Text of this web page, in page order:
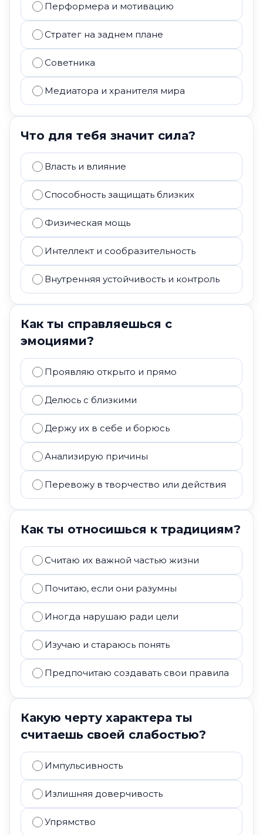
Перформера и мотивацию
Стратег на заднем плане
Советника
Медиатора и хранителя мира
Что для тебя значит сила?
Власть и влияние
Способность защищать близких
Физическая мощь
Интеллект и сообразительность
Внутренняя устойчивость и контроль
Как ты справляешься с
эмоциями?
Проявляю открыто и прямо
Делюсь с близкими
Держу их в себе и борюсь
Анализирую причины
Перевожу в творчество или действия
Как ты относишься к традициям?
Считаю их важной частью жизни
Почитаю, если они разумны
Иногда нарушаю ради цели
Изучаю и стараюсь понять
Предпочитаю создавать свои правила
Какую черту характера ты
считаешь своей слабостью?
Импульсивность
Излишняя доверчивость
Упрямство